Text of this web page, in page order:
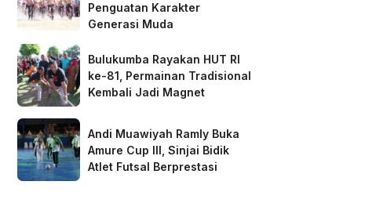
Penguatan Karakter
Generasi Muda
Bulukumba Rayakan HUT RI
ke-81, Permainan Tradisional
Kembali Jadi Magnet
Andi Muawiyah Ramly Buka
Amure Cup III, Sinjai Bidik
Atlet Futsal Berprestasi